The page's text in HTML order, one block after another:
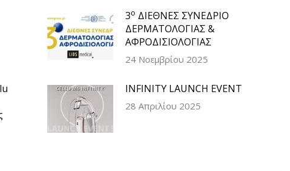
3ο ΔΙΕΘΝΕΣ ΣΥΝΕΔΡΙΟ
ΔΕΡΜΑΤΟΛΟΓΙΑΣ &
ΑΦΡΟΔΙΣΙΟΛΟΓΙΑΣ
24 Νοεμβρίου 2025
INFINITY LAUNCH EVENT
28 Απριλίου 2025